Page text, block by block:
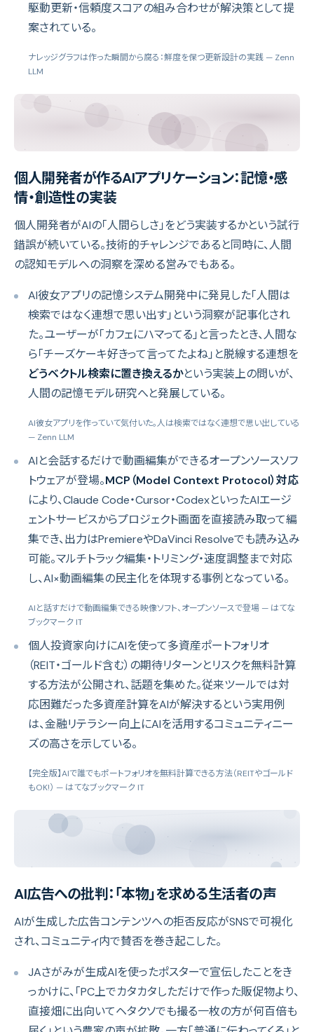
駆動更新・信頼度スコアの組み合わせが解決策として提
案されている。
ナレッジグラフは作った瞬間から腐る：鮮度を保つ更新設計の実践 — Zenn
LLM
個人開発者が作るAIアプリケーション：記憶・感
情・創造性の実装
個人開発者がAIの「人間らしさ」をどう実装するかという試行
錯誤が続いている。技術的チャレンジであると同時に、人間
の認知モデルへの洞察を深める営みでもある。
AI彼女アプリの記憶システム開発中に発見した「人間は
検索ではなく連想で思い出す」という洞察が記事化され
た。ユーザーが「カフェにハマってる」と言ったとき、人間な
ら「チーズケーキ好きって言ってたよね」と脱線する連想を
どうベクトル検索に置き換えるかという実装上の問いが、
人間の記憶モデル研究へと発展している。
AI彼女アプリを作っていて気付いた。人は検索ではなく連想で思い出している
— Zenn LLM
AIと会話するだけで動画編集ができるオープンソースソフ
トウェアが登場。MCP（Model Context Protocol）対応
により、Claude Code・Cursor・CodexといったAIエージ
ェントサービスからプロジェクト画面を直接読み取って編
集でき、出力はPremiereやDaVinci Resolveでも読み込み
可能。マルチトラック編集・トリミング・速度調整まで対応
し、AI×動画編集の民主化を体現する事例となっている。
AIと話すだけで動画編集できる映像ソフト、オープンソースで登場 — はてな
ブックマーク IT
個人投資家向けにAIを使って多資産ポートフォリオ
（REIT・ゴールド含む）の期待リターンとリスクを無料計算
する方法が公開され、話題を集めた。従来ツールでは対
応困難だった多資産計算をAIが解決するという実用例
は、金融リテラシー向上にAIを活用するコミュニティニー
ズの高さを示している。
【完全版】AIで誰でもポートフォリオを無料計算できる方法（REITやゴールド
もOK!） — はてなブックマーク IT
AI広告への批判：「本物」を求める生活者の声
AIが生成した広告コンテンツへの拒否反応がSNSで可視化
され、コミュニティ内で賛否を巻き起こした。
JAさがみが生成AIを使ったポスターで宣伝したことをき
っかけに、「PC上でカタカタしただけで作った販促物より、
直接畑に出向いてヘタクソでも撮る一枚の方が何百倍も